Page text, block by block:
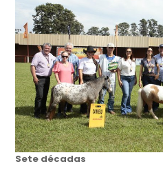
Sete décadas